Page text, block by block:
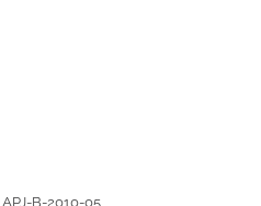
APJ-B-2010-05